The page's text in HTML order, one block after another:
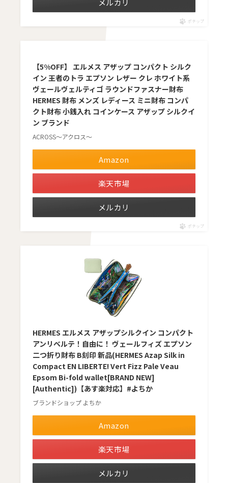
メルカリ
ポチップ
【5%OFF】 エルメス アザップ コンパクト シルク
イン 王者のトラ エプソン レザー クレ ホワイト系
ヴェールヴェルティゴ ラウンドファスナー財布
HERMES 財布 メンズ レディース ミニ財布 コンパ
クト財布 小銭入れ コインケース アザップ シルクイ
ン ブランド
ACROSS〜アクロス〜
Amazon
楽天市場
メルカリ
ポチップ
HERMES エルメス アザップシルクイン コンパクト
アンリベルテ！自由に！ ヴェールフィズ エプソン
二つ折り財布 B刻印 新品(HERMES Azap Silk in
Compact EN LIBERTE! Vert Fizz Pale Veau
Epsom Bi-fold wallet[BRAND NEW]
[Authentic])【あす楽対応】#よちか
ブランドショップ よちか
Amazon
楽天市場
メルカリ